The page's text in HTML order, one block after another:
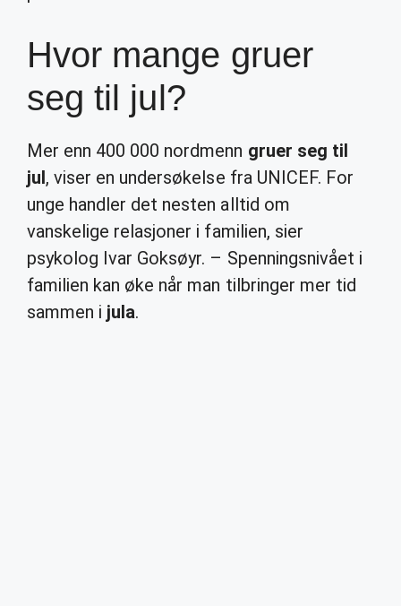
Hvor mange gruer
seg til jul?
Mer enn 400 000 nordmenn gruer seg til
jul, viser en undersøkelse fra UNICEF. For
unge handler det nesten alltid om
vanskelige relasjoner i familien, sier
psykolog Ivar Goksøyr. – Spenningsnivået i
familien kan øke når man tilbringer mer tid
sammen i jula.